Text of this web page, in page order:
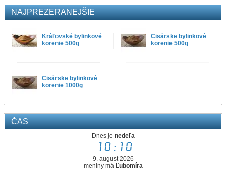
NAJPREZERANEJŠIE
Kráľovské bylinkové
korenie 500g
Cisárske bylinkové
korenie 500g
Cisárske bylinkové
korenie 1000g
ČAS
Dnes je nedeľa
10:10
9. august 2026
meniny má Ľubomíra